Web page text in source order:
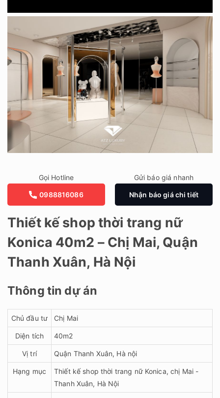
Thiết kế shop thời trang nữ
Konica 40m2 – Chị Mai, Quận
Thanh Xuân, Hà Nội
Thông tin dự án
Chủ đầu tư Chị Mai
Diện tích 40m2
Vị trí Quận Thanh Xuân, Hà nội
Hạng mục
Thiết kế shop thời trang nữ Konica, chị Mai -
Thanh Xuân, Hà Nội
Gọi Hotline
0988816086
Gửi báo giá nhanh
Nhận báo giá chi tiết